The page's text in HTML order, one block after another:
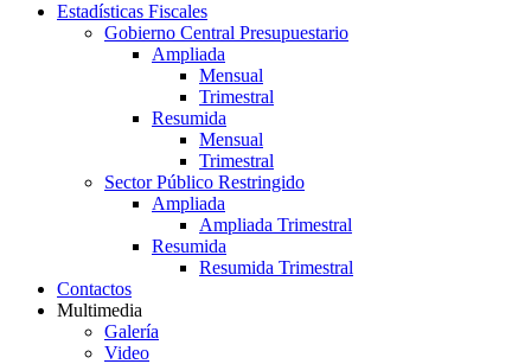
Estadísticas Fiscales
Gobierno Central Presupuestario
Ampliada
Mensual
Trimestral
Resumida
Mensual
Trimestral
Sector Público Restringido
Ampliada
Ampliada Trimestral
Resumida
Resumida Trimestral
Contactos
Multimedia
Galería
Video